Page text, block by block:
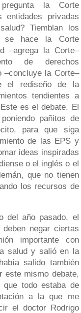
la Corte
entidades privadas
Tiemblan los
se hace la Corte
–agrega la Corte–
de derechos
–concluye la Corte–
el rediseño de la
tendientes a
es el debate. El
pañitos de
para que siga
de las EPS y
ideas inspiradas
o el inglés o el
que no tienen
los recursos de
del año pasado, el
negar ciertas
importante con
salud y salió en la
salido también
este mismo debate,
todo estaba de
a la que me
el doctor Rodrigo